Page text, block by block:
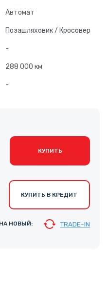
Автомат
Позашляховик / Кросовер
-
288 000 км
-
КУПИТЬ
КУПИТЬ В КРЕДИТ
НОВЫЙ:
TRADE-IN